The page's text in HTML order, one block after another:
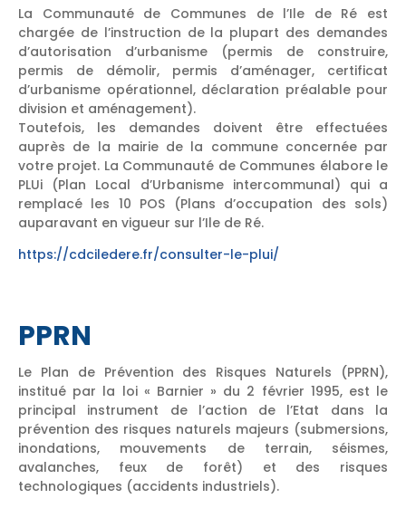
La Communauté de Communes de l’Ile de Ré est
chargée de l’instruction de la plupart des demandes
d’autorisation d’urbanisme (permis de construire,
permis de démolir, permis d’aménager, certificat
d’urbanisme opérationnel, déclaration préalable pour
division et aménagement).
Toutefois, les demandes doivent être effectuées
auprès de la mairie de la commune concernée par
votre projet. La Communauté de Communes élabore le
PLUi (Plan Local d’Urbanisme intercommunal) qui a
remplacé les 10 POS (Plans d’occupation des sols)
auparavant en vigueur sur l’Ile de Ré.
https://cdciledere.fr/consulter-le-plui/
PPRN
Le Plan de Prévention des Risques Naturels (PPRN),
institué par la loi « Barnier » du 2 février 1995, est le
principal instrument de l’action de l’Etat dans la
prévention des risques naturels majeurs (submersions,
inondations, mouvements de terrain, séismes,
avalanches, feux de forêt) et des risques
technologiques (accidents industriels).